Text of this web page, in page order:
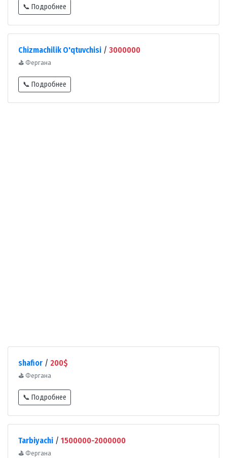
📞 Подробнее
Chizmachilik O'qtuvchisi / 3000000
⛳ Фергана
📞 Подробнее
shafior / 200$
⛳ Фергана
📞 Подробнее
Tarbiyachi / 1500000-2000000
⛳ Фергана